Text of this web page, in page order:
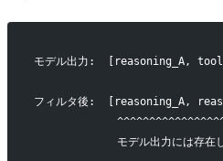
モデル出力:  [reasoning_A,
フィルタ後:  [reasoning_A,
モデル出力には存